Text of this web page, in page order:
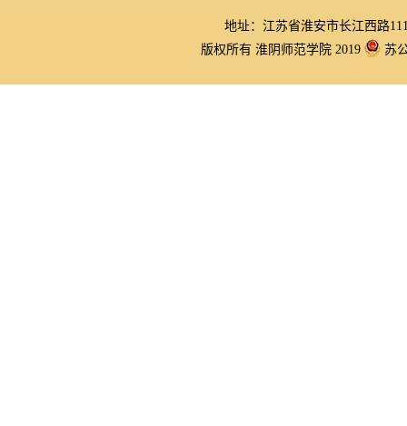
地址：江苏省淮安市长江西路
版权所有 淮阴师范学院 2019
苏